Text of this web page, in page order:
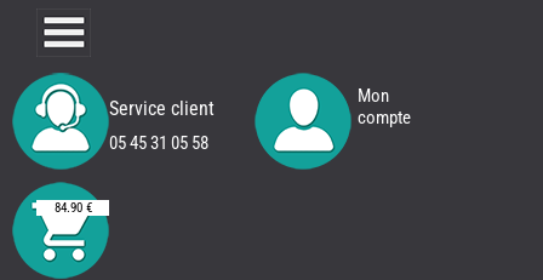
Service client
05 45 31 05 58
Mon
compte
84.90 €